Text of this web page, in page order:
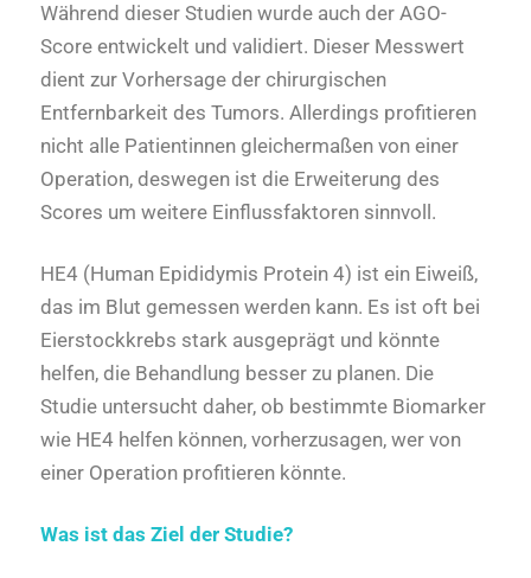
Während dieser Studien wurde auch der AGO-
Score entwickelt und validiert. Dieser Messwert
dient zur Vorhersage der chirurgischen
Entfernbarkeit des Tumors. Allerdings profitieren
nicht alle Patientinnen gleichermaßen von einer
Operation, deswegen ist die Erweiterung des
Scores um weitere Einflussfaktoren sinnvoll.
HE4 (Human Epididymis Protein 4) ist ein Eiweiß,
das im Blut gemessen werden kann. Es ist oft bei
Eierstockkrebs stark ausgeprägt und könnte
helfen, die Behandlung besser zu planen. Die
Studie untersucht daher, ob bestimmte Biomarker
wie HE4 helfen können, vorherzusagen, wer von
einer Operation profitieren könnte.
Was ist das Ziel der Studie?